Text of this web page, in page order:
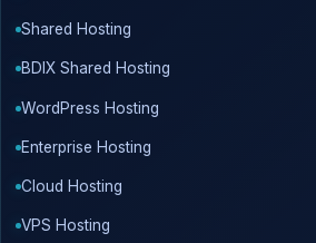
Shared Hosting
BDIX Shared Hosting
WordPress Hosting
Enterprise Hosting
Cloud Hosting
VPS Hosting